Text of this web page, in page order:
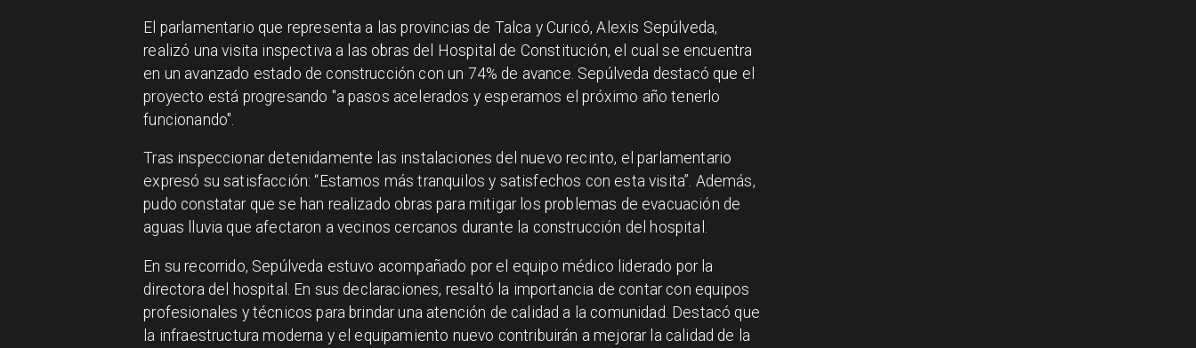
El parlamentario que representa a las provincias de Talca y Curicó, Alexis Sepúlveda,
realizó una visita inspectiva a las obras del Hospital de Constitución, el cual se encuentra
en un avanzado estado de construcción con un 74% de avance. Sepúlveda destacó que el
proyecto está progresando "a pasos acelerados y esperamos el próximo año tenerlo
funcionando".
Tras inspeccionar detenidamente las instalaciones del nuevo recinto, el parlamentario
expresó su satisfacción: “Estamos más tranquilos y satisfechos con esta visita”. Además,
pudo constatar que se han realizado obras para mitigar los problemas de evacuación de
aguas lluvia que afectaron a vecinos cercanos durante la construcción del hospital.
En su recorrido, Sepúlveda estuvo acompañado por el equipo médico liderado por la
directora del hospital. En sus declaraciones, resaltó la importancia de contar con equipos
profesionales y técnicos para brindar una atención de calidad a la comunidad. Destacó que
la infraestructura moderna y el equipamiento nuevo contribuirán a mejorar la calidad de la